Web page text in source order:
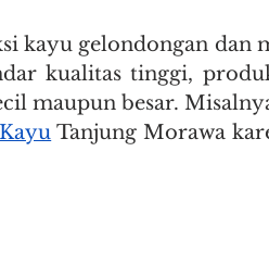
kayu gelondongan dan
kualitas tinggi,
maupun besar.
Tanjung Morawa